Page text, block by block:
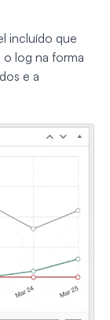
incluído que
o log na forma
e a